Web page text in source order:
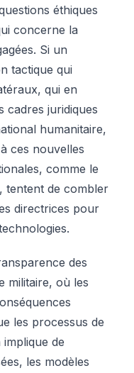
éthiques
concerne la
Si un
tactique qui
qui en
cadres juridiques
humanitaire,
ces nouvelles
comme le
tentent de combler
directrices pour
des
militaire, où les
les processus de
de
les modèles